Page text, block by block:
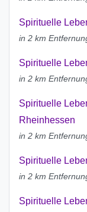
Spirituelle
in 2 km
Spirituelle
in 2 km
Spirituelle
Rheinhessen
in 2 km
Spirituelle
in 2 km
Spirituelle